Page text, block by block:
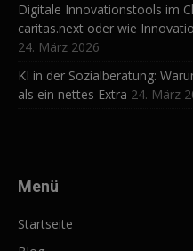
Digitale Innovationstools im
caritas.next oder wie
24. März 2026
KI in der Sozialberatung:
als ein nettes Extra 24. März
Menü
Startseite